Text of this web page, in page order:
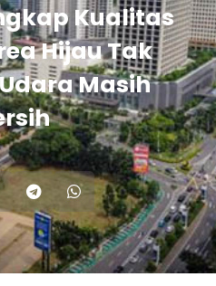
Kualitas
Hijau Tak
Masih